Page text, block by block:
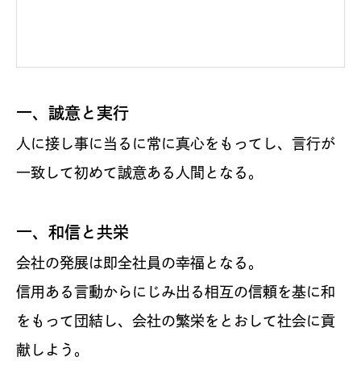
一、誠意と実行
人に接し事に当るに常に真心をもってし、言行が
一致して初めて誠意ある人間となる。
一、和信と共栄
会社の発展は即全社員の幸福となる。
信用ある言動からにじみ出る相互の信頼を基に和
をもって団結し、会社の繁栄をとおして社会に貢
献しよう。